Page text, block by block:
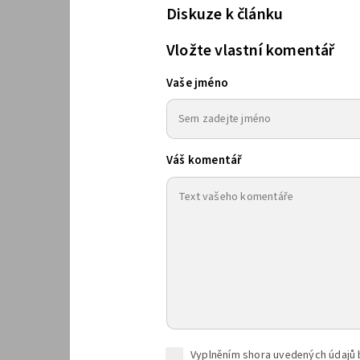
Diskuze k článku
Vložte vlastní komentář
Vaše jméno
Váš komentář